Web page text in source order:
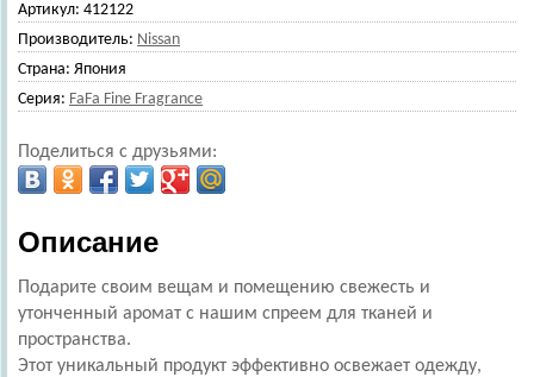
Артикул: 412122
Производитель: Nissan
Страна: Япония
Серия: FaFa Fine Fragrance
Поделиться с друзьями:
Описание
Подарите своим вещам и помещению свежесть и
утонченный аромат с нашим спреем для тканей и
пространства.
Этот уникальный продукт эффективно освежает одежду,